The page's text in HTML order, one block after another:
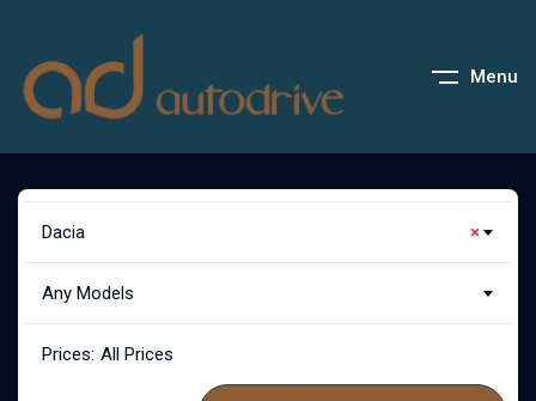
Menu
×
Dacia
Any Models
Prices: All Prices